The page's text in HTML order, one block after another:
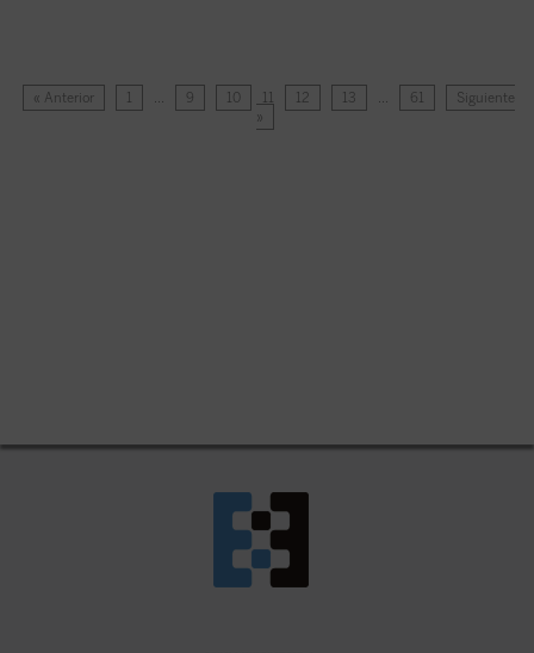
« Anterior 1 … 9 10 11 12 13 … 61
Siguiente
»